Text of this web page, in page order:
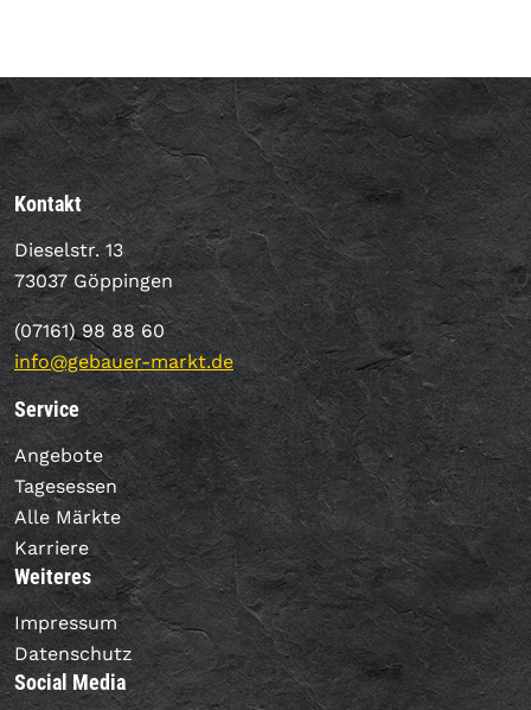
Kontakt
Dieselstr. 13
73037 Göppingen
(07161) 98 88 60
info@gebauer-markt.de
Service
Angebote
Tagesessen
Alle Märkte
Karriere
Weiteres
Impressum
Datenschutz
Social Media